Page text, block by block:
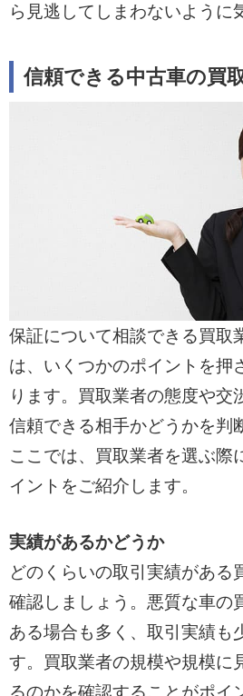
ら見逃してしまわないように
信頼できる中古車の買
保証について相談できる買取
は、いくつかのポイントを押
ります。買取業者の態度や交
信頼できる相手かどうかを判
ここでは、買取業者を選ぶ際
イントをご紹介します。
実績があるかどうか
どのくらいの取引実績がある
確認しましょう。悪質な車の
ある場合も多く、取引実績も
す。買取業者の規模や規模に
るのかを確認することがポイ